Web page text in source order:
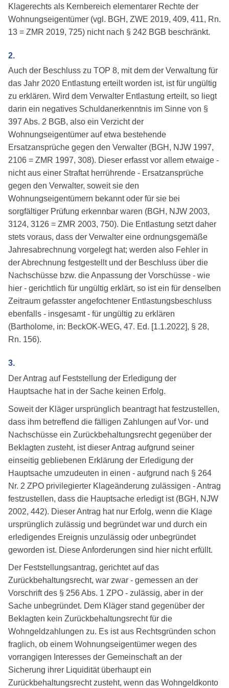
Klagerechts als Kernbereich elementarer Rechte der
Wohnungseigentümer (vgl. BGH, ZWE 2019, 409, 411, Rn.
13 = ZMR 2019, 725) nicht nach § 242 BGB beschränkt.
2.
Auch der Beschluss zu TOP 8, mit dem der Verwaltung für
das Jahr 2020 Entlastung erteilt worden ist, ist für ungültig
zu erklären. Wird dem Verwalter Entlastung erteilt, so liegt
darin ein negatives Schuldanerkenntnis im Sinne von §
397 Abs. 2 BGB, also ein Verzicht der
Wohnungseigentümer auf etwa bestehende
Ersatzansprüche gegen den Verwalter (BGH, NJW 1997,
2106 = ZMR 1997, 308). Dieser erfasst vor allem etwaige -
nicht aus einer Straftat herrührende - Ersatzansprüche
gegen den Verwalter, soweit sie den
Wohnungseigentümern bekannt oder für sie bei
sorgfältiger Prüfung erkennbar waren (BGH, NJW 2003,
3124, 3126 = ZMR 2003, 750). Die Entlastung setzt daher
stets voraus, dass der Verwalter eine ordnungsgemäße
Jahresabrechnung vorgelegt hat; werden also Fehler in
der Abrechnung festgestellt und der Beschluss über die
Nachschüsse bzw. die Anpassung der Vorschüsse - wie
hier - gerichtlich für ungültig erklärt, so ist ein für denselben
Zeitraum gefasster angefochtener Entlastungsbeschluss
ebenfalls - insgesamt - für ungültig zu erklären
(Bartholome, in: BeckOK-WEG, 47. Ed. [1.1.2022], § 28,
Rn. 156).
3.
Der Antrag auf Feststellung der Erledigung der
Hauptsache hat in der Sache keinen Erfolg.
Soweit der Kläger ursprünglich beantragt hat festzustellen,
dass ihm betreffend die fälligen Zahlungen auf Vor- und
Nachschüsse ein Zurückbehaltungsrecht gegenüber der
Beklagten zusteht, ist dieser Antrag aufgrund seiner
einseitig gebliebenen Erklärung der Erledigung der
Hauptsache umzudeuten in einen - aufgrund nach § 264
Nr. 2 ZPO privilegierter Klageänderung zulässigen - Antrag
festzustellen, dass die Hauptsache erledigt ist (BGH, NJW
2002, 442). Dieser Antrag hat nur Erfolg, wenn die Klage
ursprünglich zulässig und begründet war und durch ein
erledigendes Ereignis unzulässig oder unbegründet
geworden ist. Diese Anforderungen sind hier nicht erfüllt.
Der Feststellungsantrag, gerichtet auf das
Zurückbehaltungsrecht, war zwar - gemessen an der
Vorschrift des § 256 Abs. 1 ZPO - zulässig, aber in der
Sache unbegründet. Dem Kläger stand gegenüber der
Beklagten kein Zurückbehaltungsrecht für die
Wohngeldzahlungen zu. Es ist aus Rechtsgründen schon
fraglich, ob einem Wohnungseigentümer wegen des
vorrangigen Interesses der Gemeinschaft an der
Sicherung ihrer Liquidität überhaupt ein
Zurückbehaltungsrecht zusteht, wenn das Wohngeldkonto